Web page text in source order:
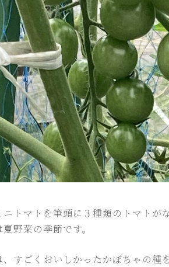
トマトを筆頭に３種類のトマトが
野菜の季節です。
、すごくおいしかったかぼちゃの種